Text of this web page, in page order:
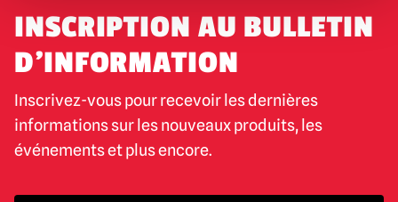
INSCRIPTION AU BULLETIN
D'INFORMATION
Inscrivez-vous pour recevoir les dernières
informations sur les nouveaux produits, les
événements et plus encore.